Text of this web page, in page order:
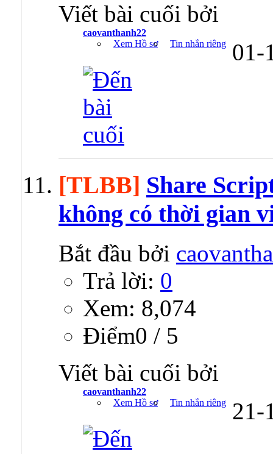
Viết bài cuối bởi
caovanthanh22
Xem Hồ sơ
Tin nhắn riêng 01-
[TLBB] Share
không có thời gian
Bắt đầu bởi
Trả lời: 0
Xem: 8,074
Ðiểm0 / 5
Viết bài cuối bởi
caovanthanh22
Xem Hồ sơ
Tin nhắn riêng 21-